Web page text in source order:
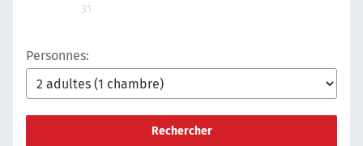
31
Personnes:
Rechercher